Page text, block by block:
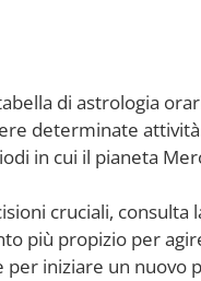
di astrologia
determinate
in cui il pianeta
cruciali, consulta
più propizio per
iniziare un nuovo